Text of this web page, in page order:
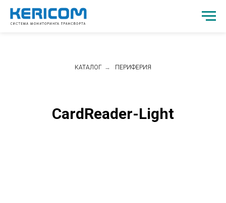
КАТАЛОГ → ПЕРИФЕРИЯ
CardReader-Light